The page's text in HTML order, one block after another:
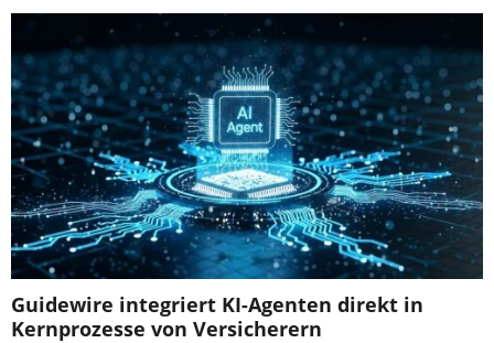
Guidewire integriert KI-Agenten direkt in
Kernprozesse von Versicherern